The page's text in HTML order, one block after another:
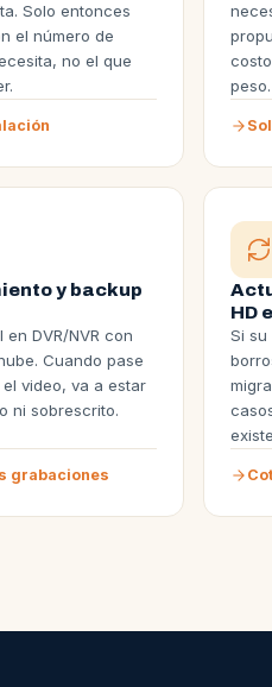
Solo entonces
el número de
no el que
peso.
y backup
DVR/NVR con
Cuando pase
video, va a estar
ni sobrescrito.
grabaciones
HD
Si su